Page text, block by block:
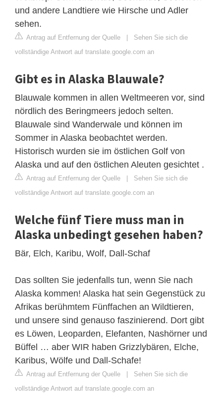
und andere Landtiere wie Hirsche und Adler
sehen.
Antrag auf Entfernung der Quelle | Sehen Sie sich die
vollständige Antwort auf translate.google.com an
Gibt es in Alaska Blauwale?
Blauwale kommen in allen Weltmeeren vor, sind
nördlich des Beringmeers jedoch selten.
Blauwale sind Wanderwale und können im
Sommer in Alaska beobachtet werden.
Historisch wurden sie im östlichen Golf von
Alaska und auf den östlichen Aleuten gesichtet .
Antrag auf Entfernung der Quelle | Sehen Sie sich die
vollständige Antwort auf translate.google.com an
Welche fünf Tiere muss man in
Alaska unbedingt gesehen haben?
Bär, Elch, Karibu, Wolf, Dall-Schaf
Das sollten Sie jedenfalls tun, wenn Sie nach
Alaska kommen! Alaska hat sein Gegenstück zu
Afrikas berühmtem Fünffachen an Wildtieren,
und unsere sind genauso faszinierend. Dort gibt
es Löwen, Leoparden, Elefanten, Nashörner und
Büffel … aber WIR haben Grizzlybären, Elche,
Karibus, Wölfe und Dall-Schafe!
Antrag auf Entfernung der Quelle | Sehen Sie sich die
vollständige Antwort auf translate.google.com an